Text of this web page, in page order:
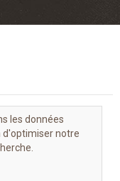
les données
d'optimiser notre